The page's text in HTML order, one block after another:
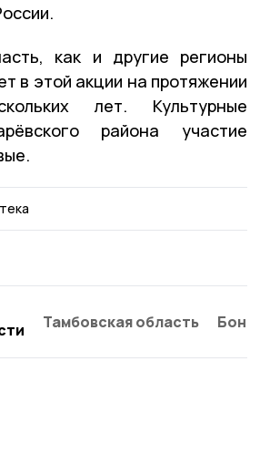
как и другие регионы
в этой акции на протяжении
лет. Культурные
района участие
Тамбовская область